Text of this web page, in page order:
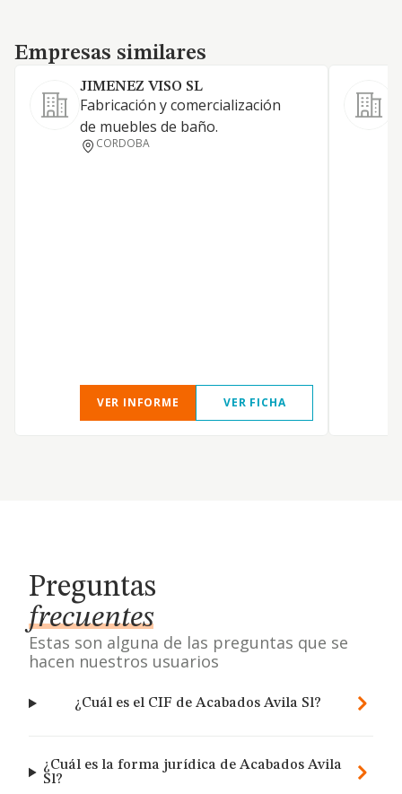
Empresas similares
Empresas similares
JIMENEZ VISO SL
Fabricación y comercialización
de muebles de baño.
CORDOBA
VER INFORME VER FICHA
Preguntas
frecuentes
Estas son alguna de las preguntas que se
hacen nuestros usuarios
¿Cuál es el CIF de Acabados Avila Sl?
¿Cuál es la forma jurídica de Acabados Avila
Sl?